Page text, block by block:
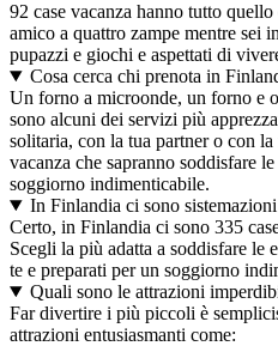
92 case vacanza hanno tutto
amico a quattro zampe mentre sei
pupazzi e giochi e aspettati di
Cosa cerca chi prenota in
Un forno a microonde, un forno e
sono alcuni dei servizi più
solitaria, con la tua partner o con
vacanza che sapranno soddisfare
soggiorno indimenticabile.
In Finlandia ci sono
Certo, in Finlandia ci sono 335
Scegli la più adatta a soddisfare le
te e preparati per un soggiorno
Quali sono le attrazioni
Far divertire i più piccoli è
attrazioni entusiasmanti come: